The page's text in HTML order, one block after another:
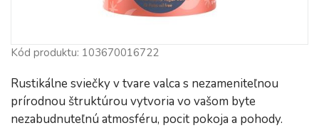
Kód produktu: 103670016722
Rustikálne sviečky v tvare valca s nezameniteľnou
prírodnou štruktúrou vytvoria vo vašom byte
nezabudnuteľnú atmosféru, pocit pokoja a pohody.